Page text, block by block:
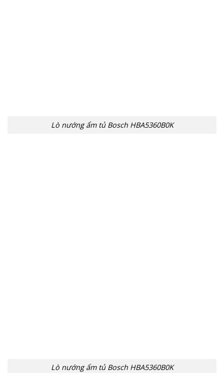
Lò nướng ẩm tủ Bosch HBA5360B0K
Lò nướng ẩm tủ Bosch HBA5360B0K